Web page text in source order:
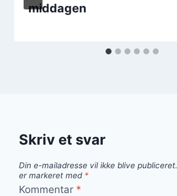
middagen
Skriv et svar
Din e-mailadresse vil ikke blive publiceret.
er markeret med *
Kommentar *